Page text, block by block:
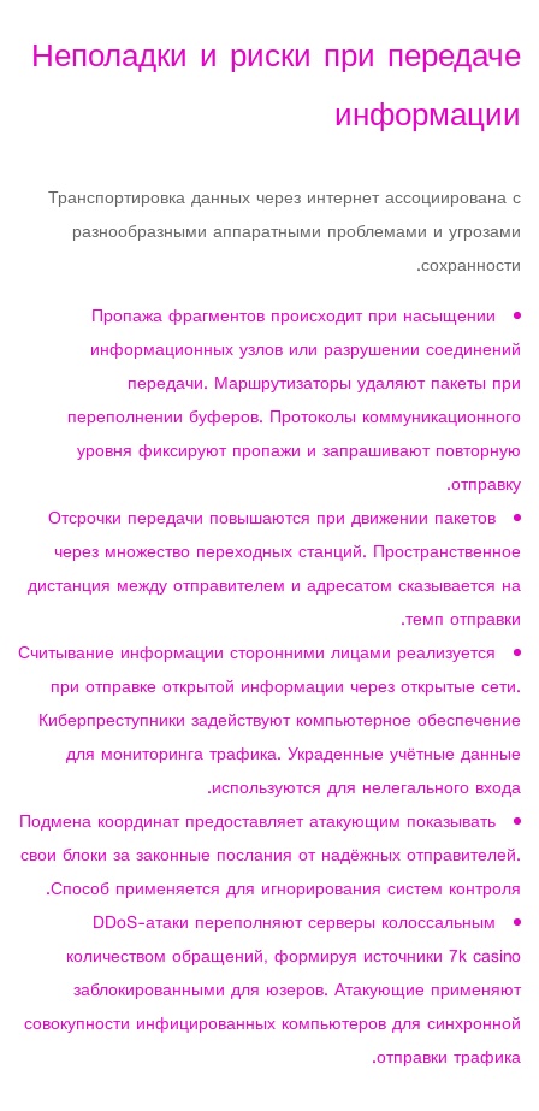
Неполадки и риски при передаче
информации
Транспортировка данных через интернет ассоциирована с
разнообразными аппаратными проблемами и угрозами
сохранности.
Пропажа фрагментов происходит при насыщении
информационных узлов или разрушении соединений
передачи. Маршрутизаторы удаляют пакеты при
переполнении буферов. Протоколы коммуникационного
уровня фиксируют пропажи и запрашивают повторную
отправку.
Отсрочки передачи повышаются при движении пакетов
через множество переходных станций. Пространственное
дистанция между отправителем и адресатом сказывается на
темп отправки.
Считывание информации сторонними лицами реализуется
при отправке открытой информации через открытые сети.
Киберпреступники задействуют компьютерное обеспечение
для мониторинга трафика. Украденные учётные данные
используются для нелегального входа.
Подмена координат предоставляет атакующим показывать
свои блоки за законные послания от надёжных отправителей.
Способ применяется для игнорирования систем контроля.
DDoS-атаки переполняют серверы колоссальным
количеством обращений, формируя источники 7k casino
заблокированными для юзеров. Атакующие применяют
совокупности инфицированных компьютеров для синхронной
отправки трафика.